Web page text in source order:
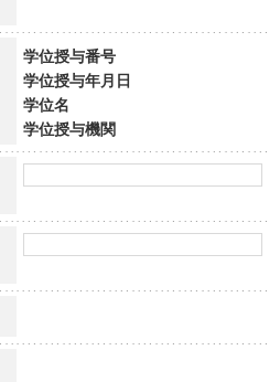
学位授与番号
学位授与年月日
学位名
学位授与機関